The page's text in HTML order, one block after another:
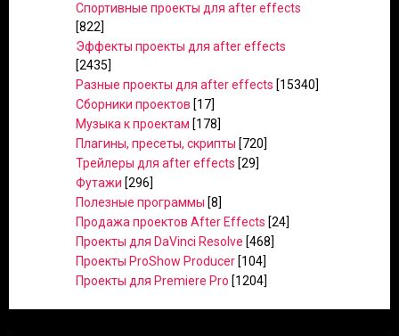
Спортивные проекты для after effects
[822]
Эффекты проекты для after effects
[2435]
Разные проекты для after effects [15340]
Сборники проектов [17]
Музыка к проектам [178]
Плагины, пресеты, скрипты [720]
Трейлеры для after effects [29]
Футажи [296]
Полезные программы [8]
Продажа проектов After Effects [24]
Проекты для DaVinci Resolve [468]
Проекты ProShow Producer [104]
Проекты для Premiere Pro [1204]